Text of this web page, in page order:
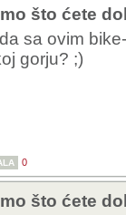
što ćete
sa ovim
gorju? ;)
0
što ćete